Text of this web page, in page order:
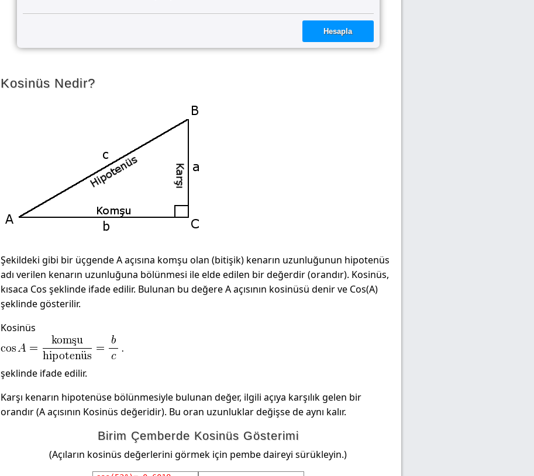
Kosinüs Nedir?
Şekildeki gibi bir üçgende A açısına komşu olan (bitişik) kenarın uzunluğunun hipotenüs
adı verilen kenarın uzunluğuna bölünmesi ile elde edilen bir değerdir (orandır). Kosinüs,
kısaca Cos şeklinde ifade edilir. Bulunan bu değere A açısının kosinüsü denir ve Cos(A)
şeklinde gösterilir.
Kosinüs
şeklinde ifade edilir.
Karşı kenarın hipotenüse bölünmesiyle bulunan değer, ilgili açıya karşılık gelen bir
orandır (A açısının Kosinüs değeridir). Bu oran uzunluklar değişse de aynı kalır.
Birim Çemberde Kosinüs Gösterimi
(Açıların kosinüs değerlerini görmek için pembe daireyi sürükleyin.)